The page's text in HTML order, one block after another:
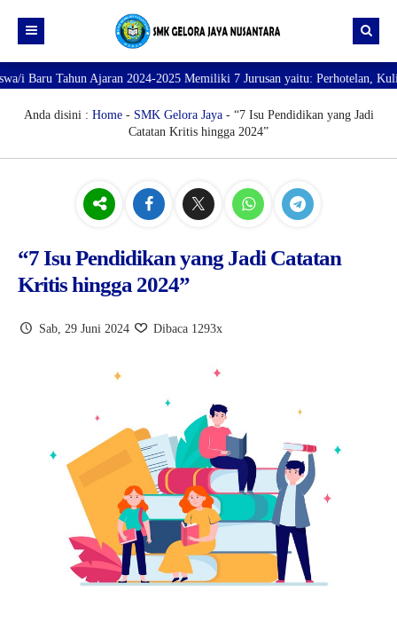
Beranda
Profil
SARANA PRASARANA
DATA GURU
Tahun Ajaran 2024-2025 Memiliki 7 Jurusan yaitu: Perhotelan, Kuliner,
Anda disini : Home- SMK Gelora Jaya- “7 Isu Pendidikan yang Jadi
Catatan Kritis hingga 2024”
“7 Isu Pendidikan yang Jadi Catatan
Kritis hingga 2024”
Sab, 29 Juni 2024 Dibaca 1293x